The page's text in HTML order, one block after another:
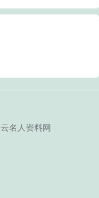
云名人资料网